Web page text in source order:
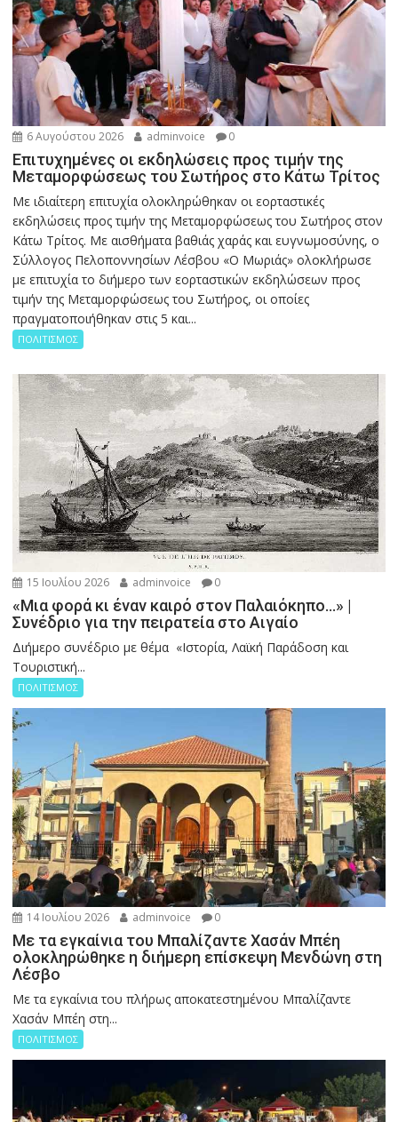
6 Αυγούστου 2026 adminvoice 0
Επιτυχημένες οι εκδηλώσεις προς τιμήν της
Μεταμορφώσεως του Σωτήρος στο Κάτω Τρίτος
Με ιδιαίτερη επιτυχία ολοκληρώθηκαν οι εορταστικές
εκδηλώσεις προς τιμήν της Μεταμορφώσεως του Σωτήρος στον
Κάτω Τρίτος. Με αισθήματα βαθιάς χαράς και ευγνωμοσύνης, ο
Σύλλογος Πελοποννησίων Λέσβου «Ο Μωριάς» ολοκλήρωσε
με επιτυχία το διήμερο των εορταστικών εκδηλώσεων προς
τιμήν της Μεταμορφώσεως του Σωτήρος, οι οποίες
πραγματοποιήθηκαν στις 5 και...
ΠΟΛΙΤΙΣΜΟΣ
15 Ιουλίου 2026 adminvoice 0
«Μια φορά κι έναν καιρό στον Παλαιόκηπο…» |
Συνέδριο για την πειρατεία στο Αιγαίο
Διήμερο συνέδριο με θέμα «Ιστορία, Λαϊκή Παράδοση και
Τουριστική...
ΠΟΛΙΤΙΣΜΟΣ
14 Ιουλίου 2026 adminvoice 0
Με τα εγκαίνια του Μπαλίζαντε Χασάν Μπέη
ολοκληρώθηκε η διήμερη επίσκεψη Μενδώνη στη
Λέσβο
Με τα εγκαίνια του πλήρως αποκατεστημένου Μπαλίζαντε
Χασάν Μπέη στη...
ΠΟΛΙΤΙΣΜΟΣ